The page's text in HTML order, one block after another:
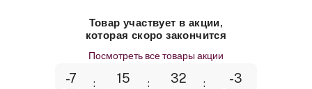
Товар участвует в акции,
которая скоро закончится
Посмотреть все товары акции
-7 15 32 -3